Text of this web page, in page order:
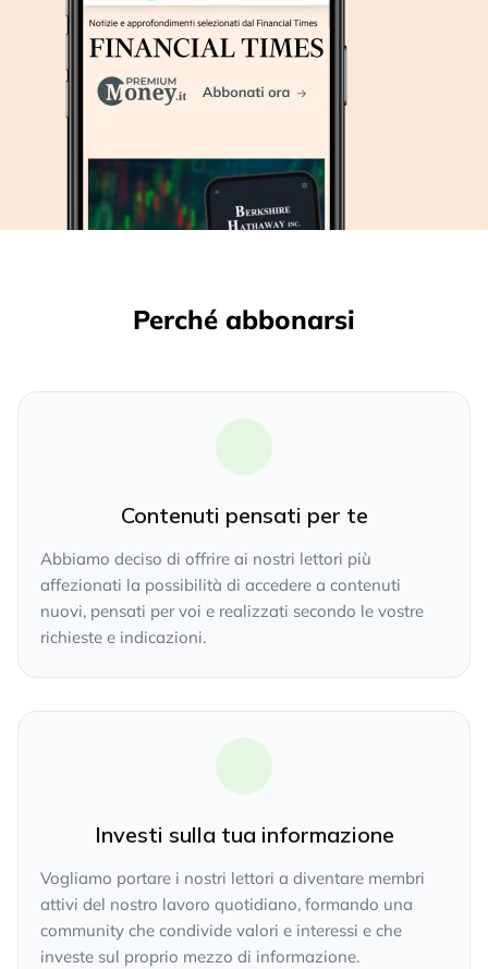
Perché abbonarsi
Contenuti pensati per te
Abbiamo deciso di offrire ai nostri lettori più
affezionati la possibilità di accedere a contenuti
nuovi, pensati per voi e realizzati secondo le vostre
richieste e indicazioni.
Investi sulla tua informazione
Vogliamo portare i nostri lettori a diventare membri
attivi del nostro lavoro quotidiano, formando una
community che condivide valori e interessi e che
investe sul proprio mezzo di informazione.